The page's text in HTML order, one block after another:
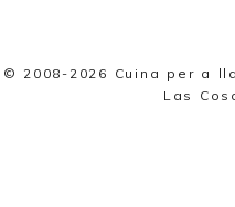
© 2008-2026 Cuina per a
Las